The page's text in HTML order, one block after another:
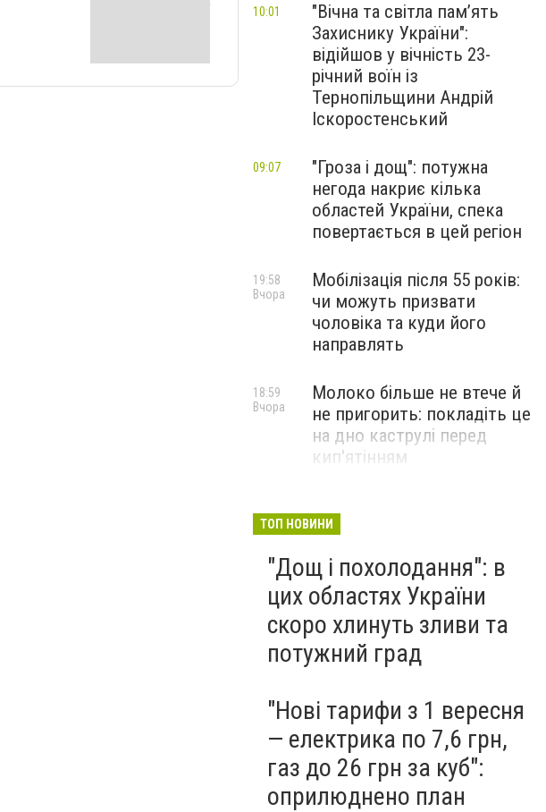
"Вічна та світла пам’ять
Захиснику України":
відійшов у вічність 23-
річний воїн із
Тернопільщини Андрій
Іскоростенський
10:01
"Гроза і дощ": потужна
негода накриє кілька
областей України, спека
повертається в цей регіон
09:07
Мобілізація після 55 років:
чи можуть призвати
чоловіка та куди його
направлять
19:58
Вчора
Молоко більше не втече й
не пригорить: покладіть це
на дно каструлі перед
кип'ятінням
18:59
Вчора
загиблого: на Тернопільщині
путь його улюбленою
піснею
Вчора
ТОП НОВИНИ
"Дощ і похолодання": в
цих областях України
скоро хлинуть зливи та
потужний град
"Нові тарифи з 1 вересня
— електрика по 7,6 грн,
газ до 26 грн за куб":
оприлюднено план